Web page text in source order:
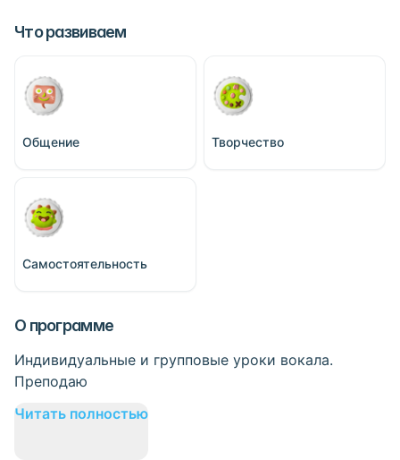
Что развиваем
Общение Творчество
Самостоятельность
О программе
Индивидуальные и групповые уроки вокала.
Преподаю
Читать полностью